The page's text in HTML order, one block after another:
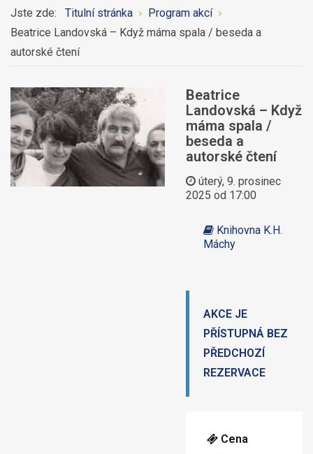
Jste zde: Titulní stránka
Program akcí
Beatrice Landovská – Když máma spala / beseda a
autorské čtení
Beatrice
Landovská – Když
máma spala /
beseda a
autorské čtení
úterý, 9. prosinec
2025 od 17:00
Knihovna K.H.
Máchy
AKCE JE
PŘÍSTUPNÁ BEZ
PŘEDCHOZÍ
REZERVACE
Cena